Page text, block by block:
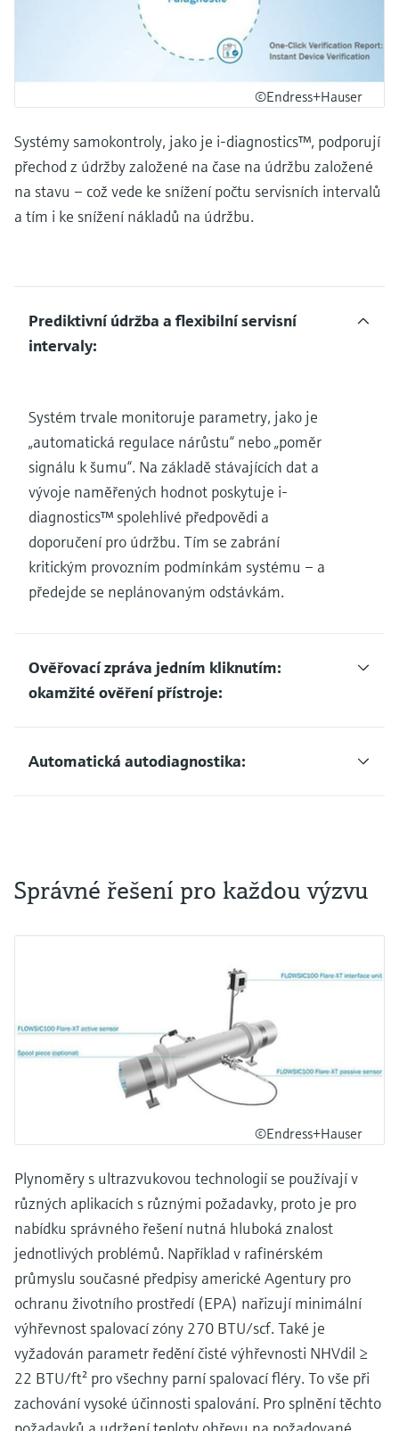
©Endress+Hauser
Systémy samokontroly, jako je i-diagnostics™, podporují
přechod z údržby založené na čase na údržbu založené
na stavu – což vede ke snížení počtu servisních intervalů
a tím i ke snížení nákladů na údržbu.
Prediktivní údržba a flexibilní servisní
intervaly:
Systém trvale monitoruje parametry, jako je
„automatická regulace nárůstu“ nebo „poměr
signálu k šumu“. Na základě stávajících dat a
vývoje naměřených hodnot poskytuje i-
diagnostics™ spolehlivé předpovědi a
doporučení pro údržbu. Tím se zabrání
kritickým provozním podmínkám systému – a
předejde se neplánovaným odstávkám.
Ověřovací zpráva jedním kliknutím:
okamžité ověření přístroje:
Automatická autodiagnostika:
Správné řešení pro každou výzvu
©Endress+Hauser
Plynoměry s ultrazvukovou technologií se používají v
různých aplikacích s různými požadavky, proto je pro
nabídku správného řešení nutná hluboká znalost
jednotlivých problémů. Například v rafinérském
průmyslu současné předpisy americké Agentury pro
ochranu životního prostředí (EPA) nařizují minimální
výhřevnost spalovací zóny 270 BTU/scf. Také je
vyžadován parametr ředění čisté výhřevnosti NHVdil ≥
22 BTU/ft² pro všechny parní spalovací fléry. To vše při
zachování vysoké účinnosti spalování. Pro splnění těchto